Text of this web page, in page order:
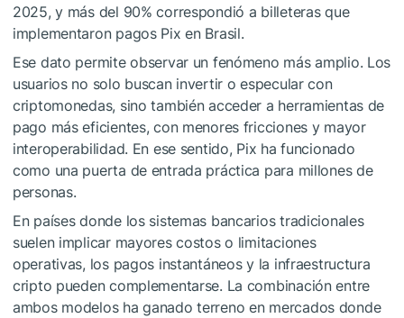
2025, y más del 90% correspondió a billeteras que
implementaron pagos Pix en Brasil.
Ese dato permite observar un fenómeno más amplio. Los
usuarios no solo buscan invertir o especular con
criptomonedas, sino también acceder a herramientas de
pago más eficientes, con menores fricciones y mayor
interoperabilidad. En ese sentido, Pix ha funcionado
como una puerta de entrada práctica para millones de
personas.
En países donde los sistemas bancarios tradicionales
suelen implicar mayores costos o limitaciones
operativas, los pagos instantáneos y la infraestructura
cripto pueden complementarse. La combinación entre
ambos modelos ha ganado terreno en mercados donde